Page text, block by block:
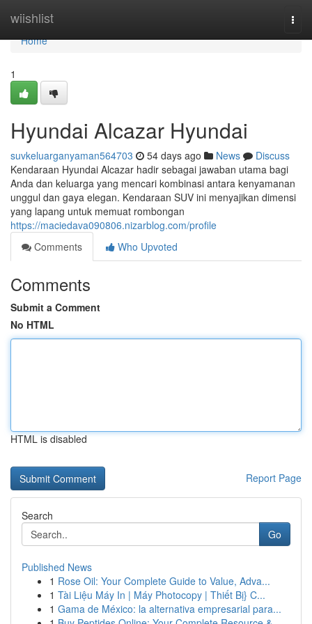
wiishlist
Home
Home
1
Hyundai Alcazar Hyundai
suvkeluarganyaman564703 54 days ago News
Discuss
Kendaraan Hyundai Alcazar hadir sebagai jawaban utama bagi
Anda dan keluarga yang mencari kombinasi antara kenyamanan
unggul dan gaya elegan. Kendaraan SUV ini menyajikan dimensi
yang lapang untuk memuat rombongan
https://maciedava090806.nizarblog.com/profile
Comments
Who Upvoted
Comments
Submit a Comment
No HTML
HTML is disabled
Report Page
Search
Go
Published News
1 Rose Oil: Your Complete Guide to Value, Adva...
1 Tài Liệu Máy In | Máy Photocopy | Thiết Bị} C...
1 Gama de México: la alternativa empresarial para...